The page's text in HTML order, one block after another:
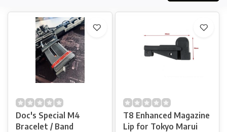
Doc's Special M4
Bracelet / Band
T8 Enhanced Magazine
Lip for Tokyo Marui